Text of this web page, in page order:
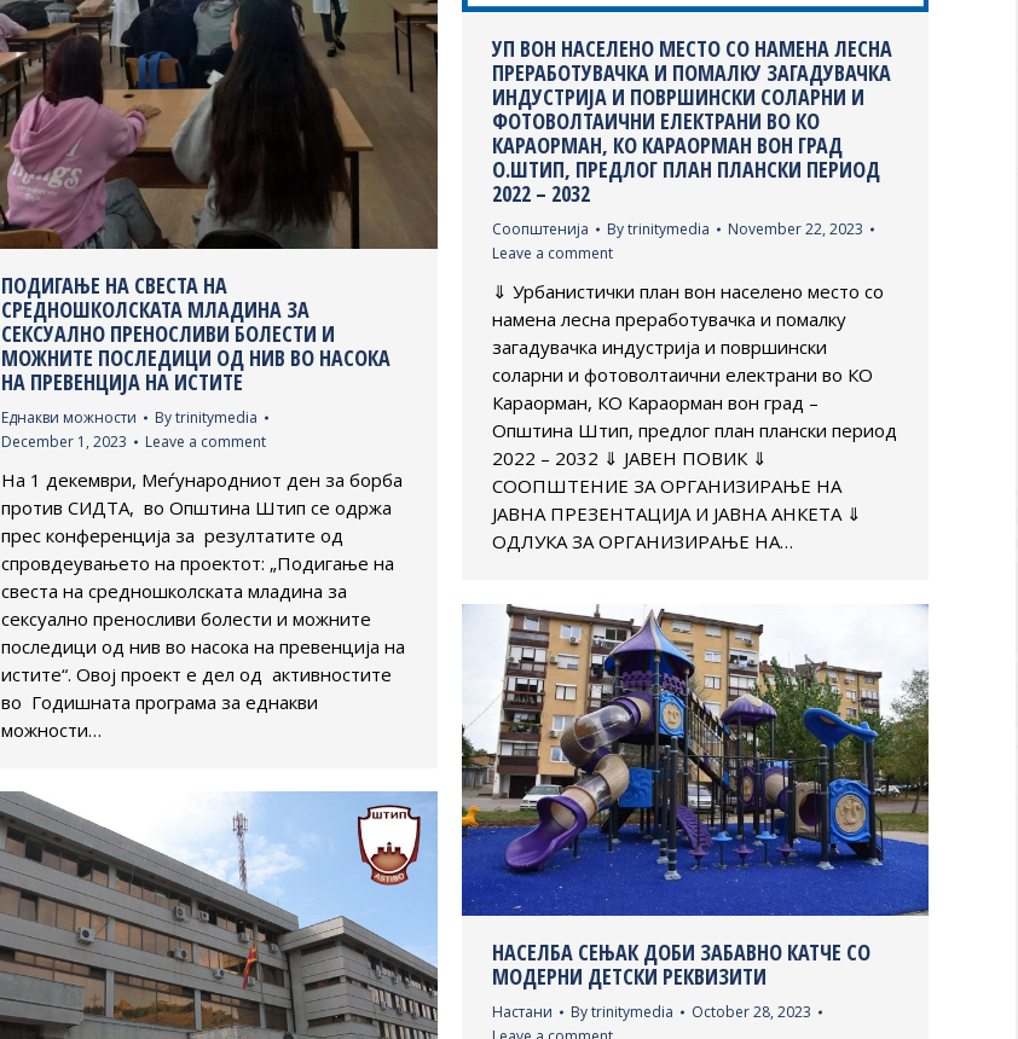
ПОДИГАЊЕ НА СВЕСТА НА
СРЕДНОШКОЛСКАТА МЛAДИНА ЗА
СЕКСУАЛНО ПРЕНОСЛИВИ БОЛЕСТИ И
МОЖНИТЕ ПОСЛЕДИЦИ ОД НИВ ВО НАСОКА
НА ПРЕВЕНЦИЈА НА ИСТИТЕ
Еднакви можности Bytrinitymedia
December 1, 2023
Leave a comment
На 1 декември, Меѓународниот ден за борба
против СИДТА, во Општина Штип се одржа
прес конференција за резултатите од
спровдеувањето на проектот: „Подигање на
свеста на средношколската младина за
сексуално преносливи болести и можните
последици од нив во насока на превенција на
истите“. Овој проект е дел од активностите
во Годишната програма за еднакви
можности…
УП ВОН НАСЕЛЕНО МЕСТО СО НАМЕНА ЛЕСНА
ПРЕРАБОТУВАЧКА И ПОМАЛКУ ЗАГАДУВАЧКА
ИНДУСТРИЈА И ПОВРШИНСКИ СОЛАРНИ И
ФОТОВОЛТАИЧНИ ЕЛЕКТРАНИ ВО КО
КАРАОРМАН, КО КАРАОРМАН ВОН ГРАД
О.ШТИП, ПРЕДЛОГ ПЛАН ПЛАНСКИ ПЕРИОД
2022 – 2032
Соопштенија Bytrinitymedia
November 22, 2023
Leave a comment
⇓ Урбанистички план вон населено место со
намена лесна преработувачка и помалку
загадувачка индустрија и површински
соларни и фотоволтаични електрани во КО
Караорман, КО Караорман вон град –
Општина Штип, предлог план плански период
2022 – 2032 ⇓ ЈАВЕН ПОВИК ⇓
СООПШТЕНИЕ ЗА ОРГАНИЗИРАЊЕ НА
ЈАВНА ПРЕЗЕНТАЦИЈА И ЈАВНА АНКЕТА ⇓
ОДЛУКА ЗА ОРГАНИЗИРАЊЕ НА…
НАСЕЛБА СЕЊАК ДОБИ ЗАБАВНО КАТЧЕ СО
МОДЕРНИ ДЕТСКИ РЕКВИЗИТИ
Настани Bytrinitymedia
October 28, 2023